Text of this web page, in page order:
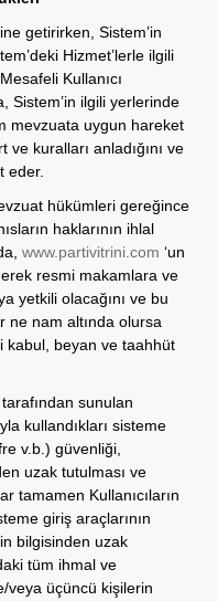
getirirken, Sistem’in
Hizmet’lerle ilgili
Kullanıcı
Sistem’in ilgili yerlerinde
mevzuata uygun hareket
kuralları anladığını ve
eder.
hükümleri gereğince
haklarının ihlal
www.partivitrini.com ‘un
resmi makamlara ve
yetkili olacağını ve bu
ne nam altında olursa
kabul, beyan ve taahhüt
tarafından sunulan
kullandıkları sisteme
v.b.) güvenliği,
uzak tutulması ve
tamamen Kullanıcıların
giriş araçlarının
bilgisinden uzak
tüm ihmal ve
veya üçüncü kişilerin